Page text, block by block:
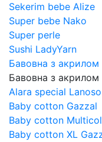
Sekerim bebe Alize
Super bebe Nako
Super perle
Sushi LadyYarn
Бавовна з акрилом
Бавовна з акрилом
Alara special Lanoso
Baby cotton Gazzal
Baby cotton
Baby cotton XL